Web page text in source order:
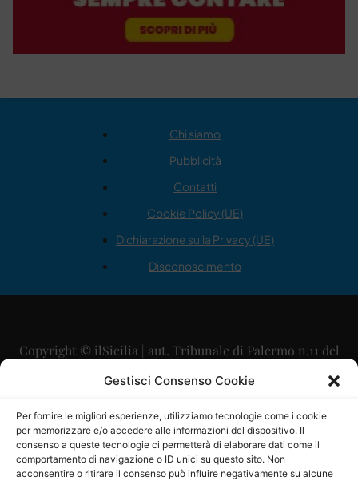
Gestisci Consenso Cookie
Per fornire le migliori esperienze, utilizziamo tecnologie come i cookie
per memorizzare e/o accedere alle informazioni del dispositivo. Il
consenso a queste tecnologie ci permetterà di elaborare dati come il
comportamento di navigazione o ID unici su questo sito. Non
acconsentire o ritirare il consenso può influire negativamente su alcune
Chi siamo
Pubblicità
Contatti
Cookie Policy (UE)
Dichiarazione sulla Privacy (UE)
Disconoscimento
Copyright © ilSicilia | aut. Tribunale di Palermo n.11 del
29/09/2015
Direttore Editoriale: Maurizio Scaglione
Direttore Responsabile: Maria Calabrese